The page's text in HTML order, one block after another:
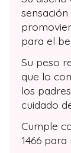
para el
Su peso
que lo
los
cuidado
Cumple
1466